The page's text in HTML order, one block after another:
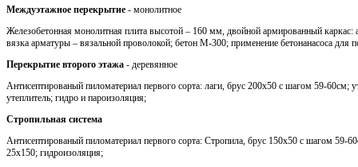
Междуэтажное перекрытие - монолитное
Железобетонная монолитная плита высотой – 160 мм, двойной армированный
вязка арматуры – вязальной проволокой; бетон М-300; применение бетонанасоса для
Перекрытие второго этажа - деревянное
Антисептированый пиломатериал первого сорта: лаги, брус 200х50 с шагом 59-
утеплитель; гидро и пароизоляция;
Стропильная система
Антисептированый пиломатериал первого сорта: Стропила, брус 150х50 с шагом 59-
25х150; гидроизоляция;